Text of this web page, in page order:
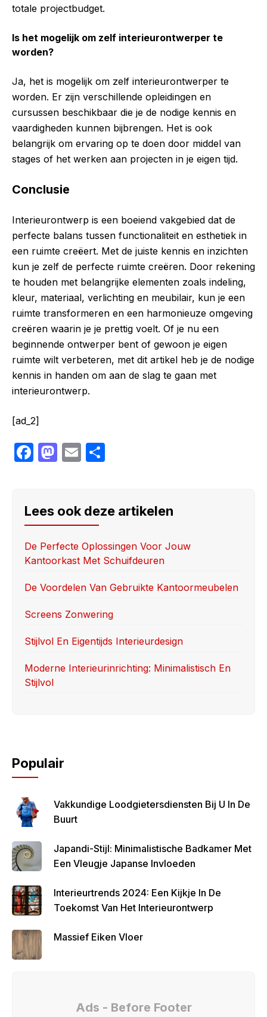
totale projectbudget.
Is het mogelijk om zelf interieurontwerper te
worden?
Ja, het is mogelijk om zelf interieurontwerper te
worden. Er zijn verschillende opleidingen en
cursussen beschikbaar die je de nodige kennis en
vaardigheden kunnen bijbrengen. Het is ook
belangrijk om ervaring op te doen door middel van
stages of het werken aan projecten in je eigen tijd.
Conclusie
Interieurontwerp is een boeiend vakgebied dat de
perfecte balans tussen functionaliteit en esthetiek in
een ruimte creëert. Met de juiste kennis en inzichten
kun je zelf de perfecte ruimte creëren. Door rekening
te houden met belangrijke elementen zoals indeling,
kleur, materiaal, verlichting en meubilair, kun je een
ruimte transformeren en een harmonieuze omgeving
creëren waarin je je prettig voelt. Of je nu een
beginnende ontwerper bent of gewoon je eigen
ruimte wilt verbeteren, met dit artikel heb je de nodige
kennis in handen om aan de slag te gaan met
interieurontwerp.
[ad_2]
F
e
b
o
o
k
M
o
d
o
n
E
e
Lees ook deze artikelen
De Perfecte Oplossingen Voor Jouw
Kantoorkast Met Schuifdeuren
De Voordelen Van Gebruikte Kantoormeubelen
Screens Zonwering
Stijlvol En Eigentijds Interieurdesign
Moderne Interieurinrichting: Minimalistisch En
Stijlvol
Populair
Vakkundige Loodgietersdiensten Bij U In De
Buurt
Japandi-Stijl: Minimalistische Badkamer Met
Een Vleugje Japanse Invloeden
Interieurtrends 2024: Een Kijkje In De
Toekomst Van Het Interieurontwerp
Massief Eiken Vloer
Ads - Before Footer